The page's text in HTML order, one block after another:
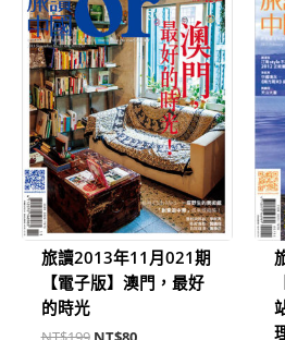
旅讀2013年11月021期
【電子版】澳門，最好
的時光
價
格：
NT$199。
價
格：
NT$80。